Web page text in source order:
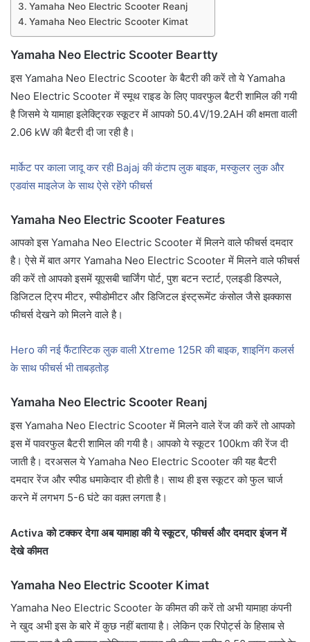
Yamaha Neo Electric Scooter Reanj
Yamaha Neo Electric Scooter Kimat
Yamaha Neo Electric Scooter Beartty
इस Yamaha Neo Electric Scooter के बैटरी की करें तो ये Yamaha
Neo Electric Scooter में स्मूथ राइड के लिए पावरफुल बैटरी शामिल की गयी
है जिसमे ये यामाहा इलेक्ट्रिक स्कूटर में आपको 50.4V/19.2AH की क्षमता वाली
2.06 kW की बैटरी दी जा रही है।
मार्केट पर काला जादू कर रही Bajaj की कंटाप लुक बाइक, मस्कुलर लुक और
एडवांस माइलेज के साथ ऐसे रहेंगे फीचर्स
Yamaha Neo Electric Scooter Features
आपको इस Yamaha Neo Electric Scooter में मिलने वाले फीचर्स दमदार
है। ऐसे में बात अगर Yamaha Neo Electric Scooter में मिलने वाले फीचर्स
की करें तो आपको इसमें यूएसबी चार्जिंग पोर्ट, पुश बटन स्टार्ट, एलइडी डिस्पले,
डिजिटल ट्रिप मीटर, स्पीडोमीटर और डिजिटल इंस्ट्रूमेंट कंसोल जैसे झक्कास
फीचर्स देखने को मिलने वाले है।
Hero की नई फैंटास्टिक लुक वाली Xtreme 125R की बाइक, शाइनिंग कलर्स
के साथ फीचर्स भी ताबड़तोड़
Yamaha Neo Electric Scooter Reanj
इस Yamaha Neo Electric Scooter में मिलने वाले रेंज की करें तो आपको
इस में पावरफुल बैटरी शामिल की गयी है। आपको ये स्कूटर 100km की रेंज दी
जाती है। दरअसल ये Yamaha Neo Electric Scooter की यह बैटरी
दमदार रेंज और स्पीड धमाकेदार दी होती है। साथ ही इस स्कूटर को फुल चार्ज
करने में लगभग 5-6 घंटे का वक़्त लगता है।
Activa को टक्कर देगा अब यामाहा की ये स्कूटर, फीचर्स और दमदार इंजन में
देखे कीमत
Yamaha Neo Electric Scooter Kimat
Yamaha Neo Electric Scooter के कीमत की करें तो अभी यामाहा कंपनी
ने खुद अभी इस के बारे में कुछ नहीं बताया है। लेकिन एक रिपोर्ट्स के हिसाब से